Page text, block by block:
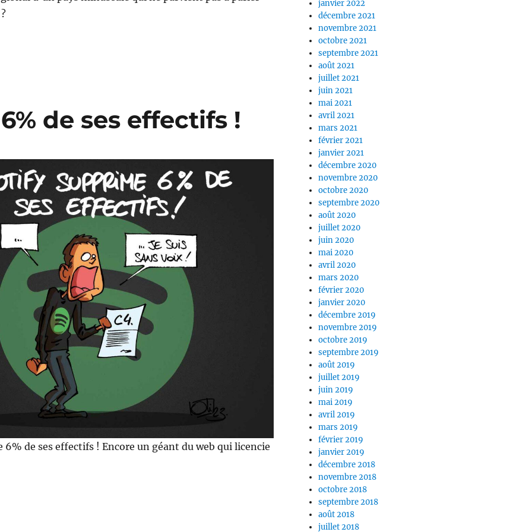
de ses effectifs !
6% de ses effectifs ! Encore un géant du web qui licencie
janvier 2022
décembre 2021
novembre 2021
octobre 2021
septembre 2021
août 2021
juillet 2021
juin 2021
mai 2021
avril 2021
mars 2021
février 2021
janvier 2021
décembre 2020
novembre 2020
octobre 2020
septembre 2020
août 2020
juillet 2020
juin 2020
mai 2020
avril 2020
mars 2020
février 2020
janvier 2020
décembre 2019
novembre 2019
octobre 2019
septembre 2019
août 2019
juillet 2019
juin 2019
mai 2019
avril 2019
mars 2019
février 2019
janvier 2019
décembre 2018
novembre 2018
octobre 2018
septembre 2018
août 2018
juillet 2018